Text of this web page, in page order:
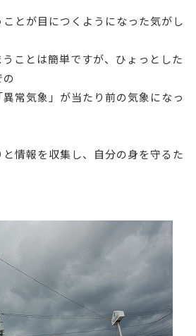
とが目につくようになった気がし
ことは簡単ですが、ひょっとした
常気象」が当たり前の気象になっ
情報を収集し、自分の身を守るた